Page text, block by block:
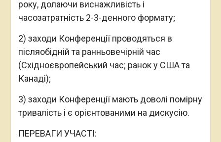
року, долаючи виснажливість і
часозатратність 2-3-денного формату;
2) заходи Конференції проводяться в
післяобідній та ранньовечірній час
(Східноєвропейський час; ранок у США та
Канаді);
3) заходи Конференції мають доволі помірну
тривалість і є орієнтованими на дискусію.
ПЕРЕВАГИ УЧАСТІ: